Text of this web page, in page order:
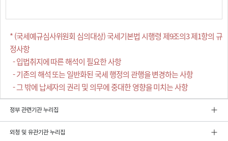
* (국세예규심사위원회 심의대상) 국세기본법 시행령 제9조의3 제1항의 규
정사항
- 입법취지에 따른 해석이 필요한 사항
- 기존의 해석 또는 일반화된 국세 행정의 관행을 변경하는 사항
- 그 밖에 납세자의 권리 및 의무에 중대한 영향을 미치는 사항
정부 관련기관 누리집
외청 및 유관기관 누리집